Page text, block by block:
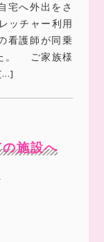
宅へ外出をさ
ッチャー利用
看護師が同乗
。 ご家族様
施設へ